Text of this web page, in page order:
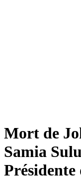
Mort de
Samia
Présidente